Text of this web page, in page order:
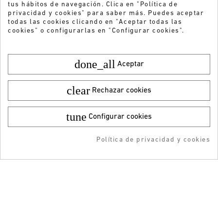
Talla: 41
39,95 €
29,99 € AÑADIR AL CARRITO
¿Quieres recibir nuestras ofertas y
novedades?
-5% DTO + Envío Gratis
tus hábitos de navegación. Clica en "Política de
privacidad y cookies" para saber más. Puedes aceptar
todas las cookies clicando en "Aceptar todas las
cookies" o configurarlas en "Configurar cookies".
done_all Aceptar
clear Rechazar cookies
tune Configurar cookies
Política de privacidad y cookies